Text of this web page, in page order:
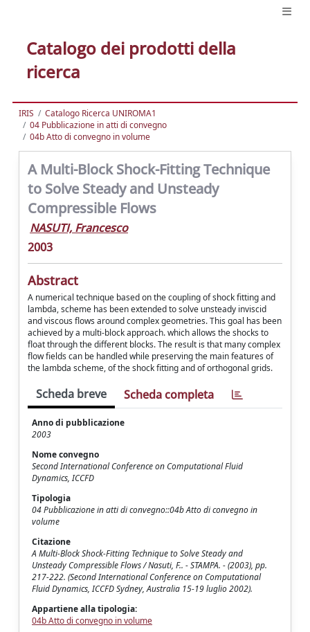
Catalogo dei prodotti della
ricerca
IRIS
Catalogo Ricerca UNIROMA1
04 Pubblicazione in atti di convegno
04b Atto di convegno in volume
A Multi-Block Shock-Fitting Technique
to Solve Steady and Unsteady
Compressible Flows
NASUTI, Francesco
2003
Abstract
A numerical technique based on the coupling of shock fitting and
lambda, scheme has been extended to solve unsteady inviscid
and viscous flows around complex geometries. This goal has been
achieved by a multi-block approach. which allows the shocks to
float through the different blocks. The result is that many complex
flow fields can be handled while preserving the main features of
the lambda scheme, of the shock fitting and of orthogonal grids.
Scheda breve Scheda completa
Anno di pubblicazione
2003
Nome convegno
Second International Conference on Computational Fluid
Dynamics, ICCFD
Tipologia
04 Pubblicazione in atti di convegno::04b Atto di convegno in
volume
Citazione
A Multi-Block Shock-Fitting Technique to Solve Steady and
Unsteady Compressible Flows / Nasuti, F.. - STAMPA. - (2003), pp.
217-222. (Second International Conference on Computational
Fluid Dynamics, ICCFD Sydney, Australia 15-19 luglio 2002).
Appartiene alla tipologia:
04b Atto di convegno in volume